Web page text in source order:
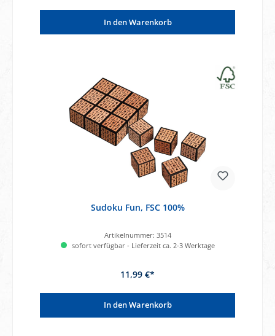
In den Warenkorb
Sudoku Fun, FSC 100%
Artikelnummer: 3514
sofort verfügbar - Lieferzeit ca. 2-3 Werktage
11,99 €*
In den Warenkorb